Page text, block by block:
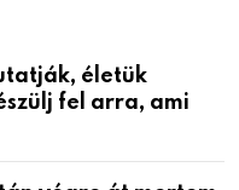
életük
fel arra, ami